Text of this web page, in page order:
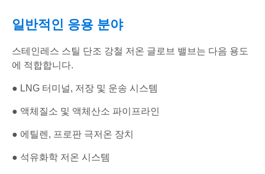
일반적인 응용 분야
스테인레스 스틸 단조 강철 저온 글로브 밸브는 다음 용도
에 적합합니다.
● LNG 터미널, 저장 및 운송 시스템
● 액체질소 및 액체산소 파이프라인
● 에틸렌, 프로판 극저온 장치
● 석유화학 저온 시스템